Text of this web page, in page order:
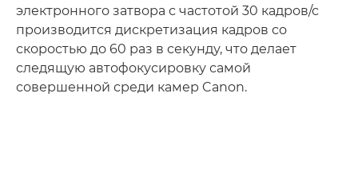
электронного затвора с частотой 30 кадров/с
производится дискретизация кадров со
скоростью до 60 раз в секунду, что делает
следящую автофокусировку самой
совершенной среди камер Canon.